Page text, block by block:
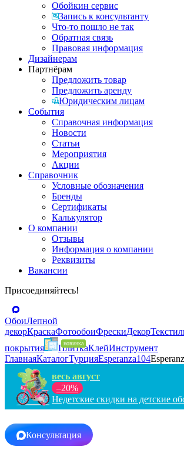
Обойкин сервис
Запись к консультанту
Что-то пошло не так
Обратная связь
Правовая информация
Дизайнерам
Партнёрам
Предложить товар
Предложить аренду
Юридическим лицам
События
Справочная информация
Новости
Статьи
Мероприятия
Акции
Справочник
Условные обозначения
Бренды
Сертификаты
Калькулятор
О компании
Отзывы
Информация о компании
Реквизиты
Вакансии
Присоединяйтесь!
ОбоиЛепной
декорКраскаФотообоиФрескиДекор
покрытия
ПлиткаКлейИнструмент
ГлавнаяКаталогТурцияEsperanza104
весь август
–20%
Недетские скидки на детские
Консультация